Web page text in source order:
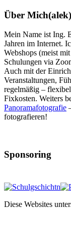
Über Mich(alek)
Mein Name ist Ing.
Jahren im Internet.
Webshops (meist mit
Schulungen via
Auch mit der
Veranstaltungen,
regelmäßig –
Fixkosten. Weiters
Panoramafotografie
fotografieren!
Sponsoring
Diese Websites